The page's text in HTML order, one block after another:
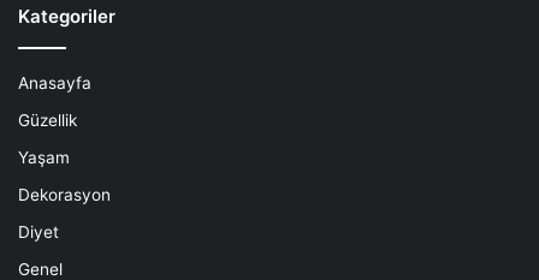
Kategoriler
Anasayfa
Güzellik
Yaşam
Dekorasyon
Diyet
Genel